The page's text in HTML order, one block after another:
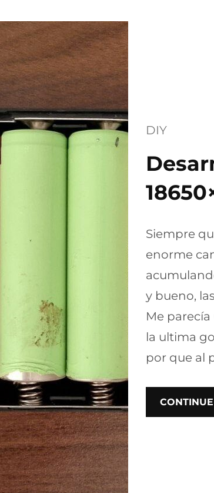
DIY
Siempre
enorme
y bueno,
Me
la ultima
por que al